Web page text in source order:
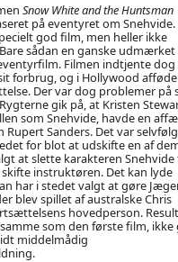
Snow White and the Huntsman
på eventyret om Snehvide.
god film, men heller ikke
sådan en ganske udmærket
Filmen indtjente
forbrug, og i Hollywood
Der var dog problemer på
gik på, at Kristen
som Snehvide, havde en
Sanders. Det var
for blot at udskifte en af
at slette karakteren Snehvide
instruktøren. Det kan lyde
har i stedet valgt at gøre
blev spillet af australske Chris
hovedperson.
som den første film, ikke
middelmådig